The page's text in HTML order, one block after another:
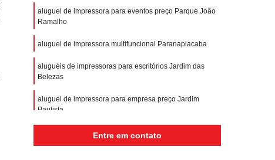
aluguel de impressora para eventos preço Parque João
Ramalho
aluguel de impressora multifuncional Paranapiacaba
aluguéis de impressoras para escritórios Jardim das
Belezas
aluguel de impressora para empresa preço Jardim
Paulista
empresa de aluguel de impressora Tamanduateí 2
Entre em contato